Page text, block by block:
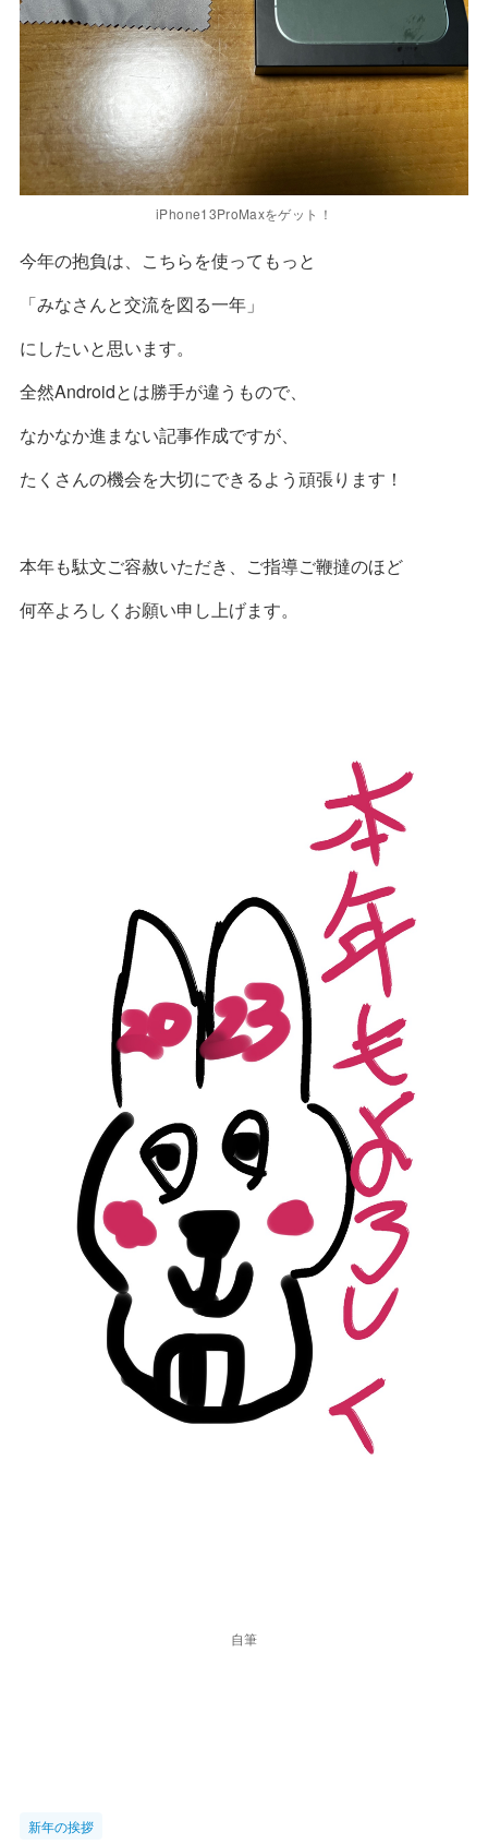
iPhone13ProMaxをゲット！
今年の抱負は、こちらを使ってもっと
「みなさんと交流を図る一年」
にしたいと思います。
全然Androidとは勝手が違うもので、
なかなか進まない記事作成ですが、
たくさんの機会を大切にできるよう頑張ります！
本年も駄文ご容赦いただき、ご指導ご鞭撻のほど
何卒よろしくお願い申し上げます。
自筆
新年の挨拶